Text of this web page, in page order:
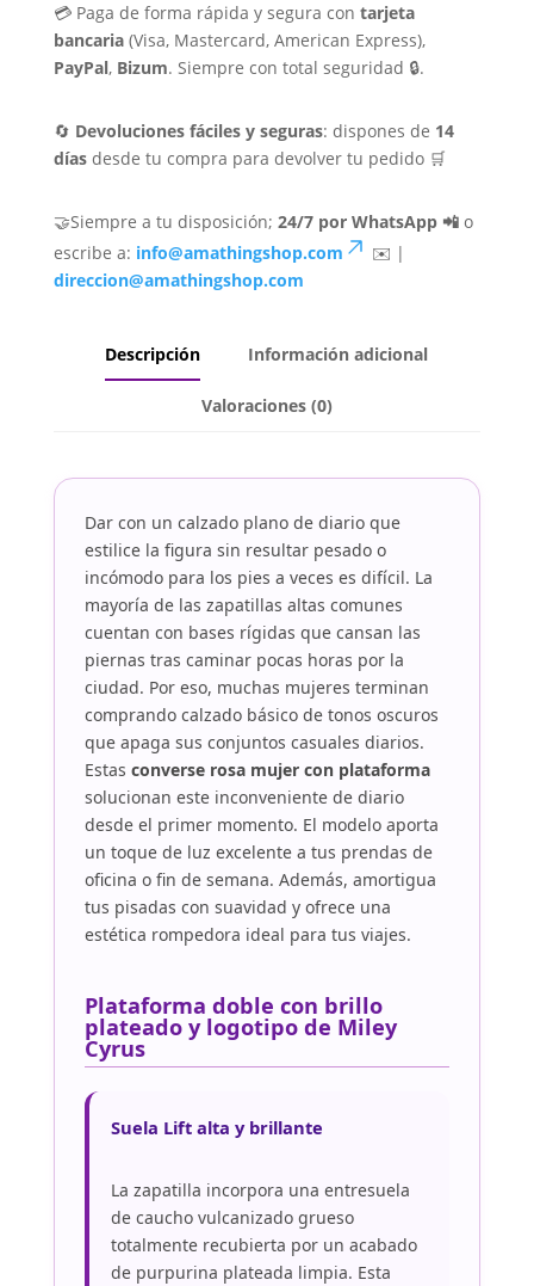
💳 Paga de forma rápida y segura con tarjeta
bancaria(Visa, Mastercard, American Express),
PayPal, Bizum. Siempre con total seguridad 🔒.
🔄 Devoluciones fáciles y seguras: dispones de 14
díasdesde tu compra para devolver tu pedido 🛒
🤝Siempre a tu disposición; 24/7 por WhatsApp 📲o
escribe a: info@amathingshop.com
✉️ |
direccion@amathingshop.com
Descripción Información adicional
Valoraciones (0)
Dar con un calzado plano de diario que
estilice la figura sin resultar pesado o
incómodo para los pies a veces es difícil. La
mayoría de las zapatillas altas comunes
cuentan con bases rígidas que cansan las
piernas tras caminar pocas horas por la
ciudad. Por eso, muchas mujeres terminan
comprando calzado básico de tonos oscuros
que apaga sus conjuntos casuales diarios.
Estas converse rosa mujer con plataforma
solucionan este inconveniente de diario
desde el primer momento. El modelo aporta
un toque de luz excelente a tus prendas de
oficina o fin de semana. Además, amortigua
tus pisadas con suavidad y ofrece una
estética rompedora ideal para tus viajes.
Plataforma doble con brillo
plateado y logotipo de Miley
Cyrus
Suela Lift alta y brillante
La zapatilla incorpora una entresuela
de caucho vulcanizado grueso
totalmente recubierta por un acabado
de purpurina plateada limpia. Esta